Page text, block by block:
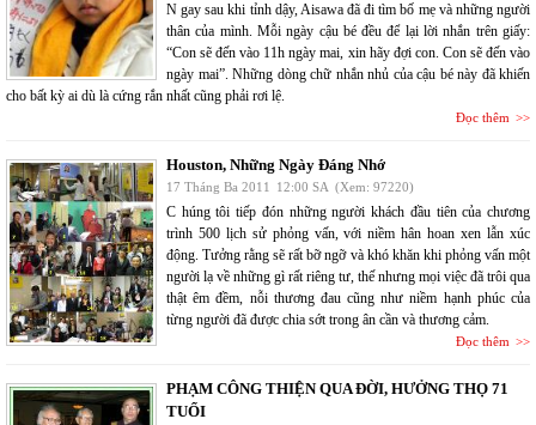
N gay sau khi tỉnh dậy, Aisawa đã đi tìm bố mẹ và những người
thân của mình. Mỗi ngày cậu bé đều để lại lời nhắn trên giấy:
“Con sẽ đến vào 11h ngày mai, xin hãy đợi con. Con sẽ đến vào
ngày mai”. Những dòng chữ nhắn nhủ của cậu bé này đã khiến
cho bất kỳ ai dù là cứng rắn nhất cũng phải rơi lệ.
Đọc thêm
Houston, Những Ngày Đáng Nhớ
17 Tháng Ba 2011 12:00 SA (Xem: 97220)
C húng tôi tiếp đón những người khách đầu tiên của chương
trình 500 lịch sử phỏng vấn, với niềm hân hoan xen lẫn xúc
động. Tưởng rằng sẽ rất bỡ ngỡ và khó khăn khi phỏng vấn một
người lạ về những gì rất riêng tư, thế nhưng mọi việc đã trôi qua
thật êm đềm, nỗi thương đau cũng như niềm hạnh phúc của
từng người đã được chia sớt trong ân cần và thương cảm.
Đọc thêm
PHẠM CÔNG THIỆN QUA ĐỜI, HƯỞNG THỌ 71
TUỔI